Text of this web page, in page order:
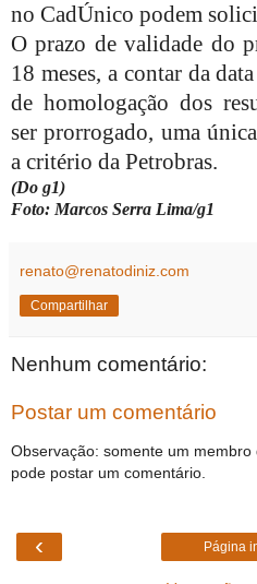
no CadÚnico podem
O prazo de validade do
18 meses, a contar da
de homologação dos
ser prorrogado, uma
a critério da Petrobras.
(Do g1)
Foto: Marcos Serra Lima/g1
renato@renatodiniz.com
Compartilhar
Nenhum comentário:
Postar um comentário
Observação: somente um membro
pode postar um comentário.
‹ Página